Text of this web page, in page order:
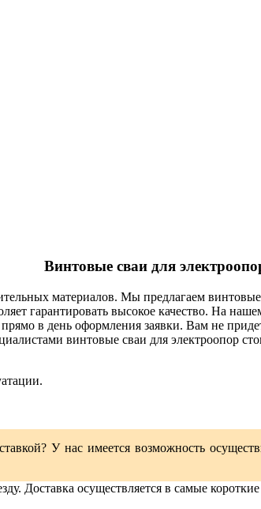
Винтовые сваи для
материалов. Мы предлагаем
гарантировать высокое качество. На
в день оформления заявки. Вам не
винтовые сваи для электроопор
У нас имеется возможность
Доставка осуществляется в самые